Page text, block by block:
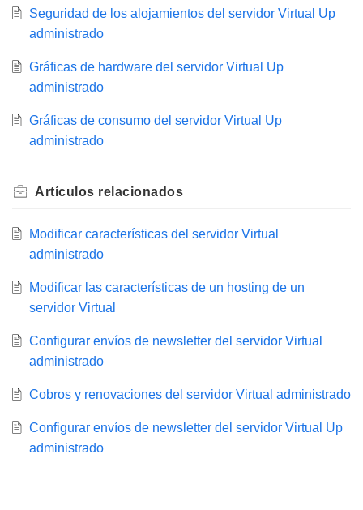
Seguridad de los alojamientos del servidor Virtual Up
administrado
Gráficas de hardware del servidor Virtual Up
administrado
Gráficas de consumo del servidor Virtual Up
administrado
Artículos relacionados
Modificar características del servidor Virtual
administrado
Modificar las características de un hosting de un
servidor Virtual
Configurar envíos de newsletter del servidor Virtual
administrado
Cobros y renovaciones del servidor Virtual administrado
Configurar envíos de newsletter del servidor Virtual Up
administrado